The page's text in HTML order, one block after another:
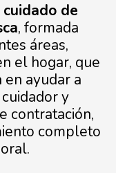
de
, formada
áreas,
el hogar, que
ayudar a
y
contratación,
completo